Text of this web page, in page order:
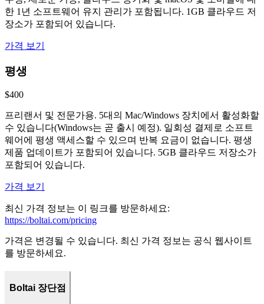
한 1년 소프트웨어 유지 관리가 포함됩니다. 1GB 클라우드 저
장소가 포함되어 있습니다.
가격 보기
평생
$400
프리랜서 및 전문가용. 5대의 Mac/Windows 장치에서 활성화할
수 있습니다(Windows는 곧 출시 예정). 일회성 결제로 소프트
웨어에 평생 액세스할 수 있으며 반복 요금이 없습니다. 평생
제품 업데이트가 포함되어 있습니다. 5GB 클라우드 저장소가
포함되어 있습니다.
가격 보기
최신 가격 정보는 이 링크를 방문하세요:
https://boltai.com/pricing
가격은 변경될 수 있습니다. 최신 가격 정보는 공식 웹사이트
를 방문하세요.
Boltai 장단점